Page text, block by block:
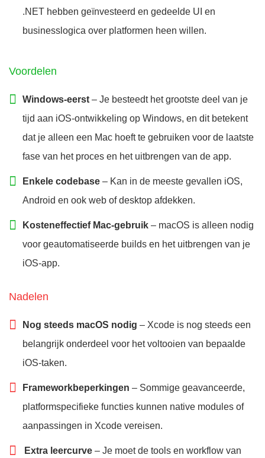
.NET hebben geïnvesteerd en gedeelde UI en
businesslogica over platformen heen willen.
Voordelen
Windows-eerst – Je besteedt het grootste deel van je
tijd aan iOS-ontwikkeling op Windows, en dit betekent
dat je alleen een Mac hoeft te gebruiken voor de laatste
fase van het proces en het uitbrengen van de app.
Enkele codebase – Kan in de meeste gevallen iOS,
Android en ook web of desktop afdekken.
Kosteneffectief Mac-gebruik – macOS is alleen nodig
voor geautomatiseerde builds en het uitbrengen van je
iOS-app.
Nadelen
Nog steeds macOS nodig – Xcode is nog steeds een
belangrijk onderdeel voor het voltooien van bepaalde
iOS-taken.
Frameworkbeperkingen – Sommige geavanceerde,
platformspecifieke functies kunnen native modules of
aanpassingen in Xcode vereisen.
Extra leercurve– Je moet de tools en workflow van